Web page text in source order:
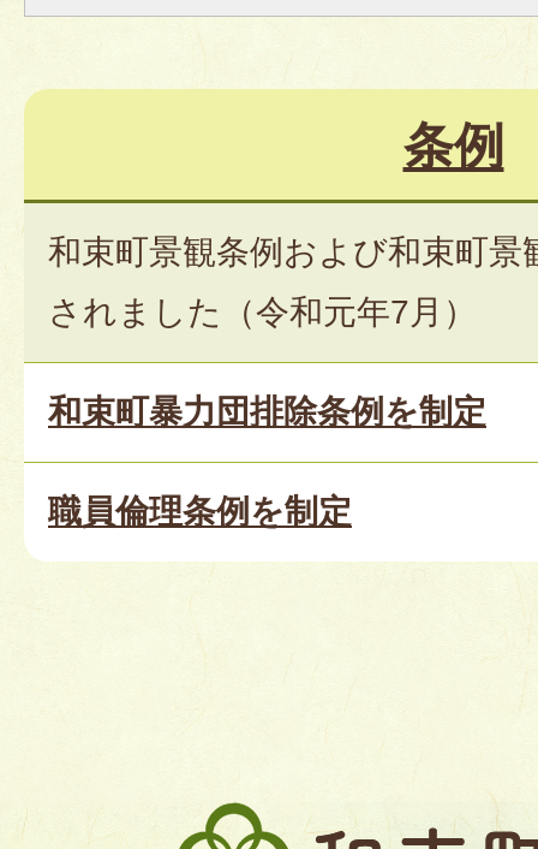
条例
和束町景観条例および和束町景
されました（令和元年7月）
和束町暴力団排除条例を制定
職員倫理条例を制定
和